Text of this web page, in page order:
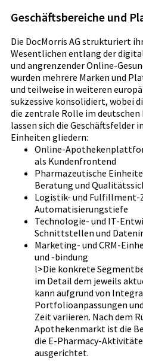
Geschäftsbereiche und
Die DocMorris AG strukturiert
Wesentlichen entlang der
und angrenzender Online-
wurden mehrere Marken und
und teilweise in weiteren
sukzessive konsolidiert, wobei
die zentrale Rolle im
lassen sich die Geschäftsfelder
Einheiten gliedern:
Online-
als Kundenfrontend
Pharmazeutische
Beratung und
Logistik- und
Automatisierungstiefe
Technologie- und IT-
Schnittstellen und
Marketing- und CRM-
und -bindung
l>Die konkrete
im Detail dem jeweils
kann aufgrund von
Portfolioanpassungen
Zeit variieren. Nach dem
Apothekenmarkt ist die
die E-Pharmacy-
ausgerichtet.